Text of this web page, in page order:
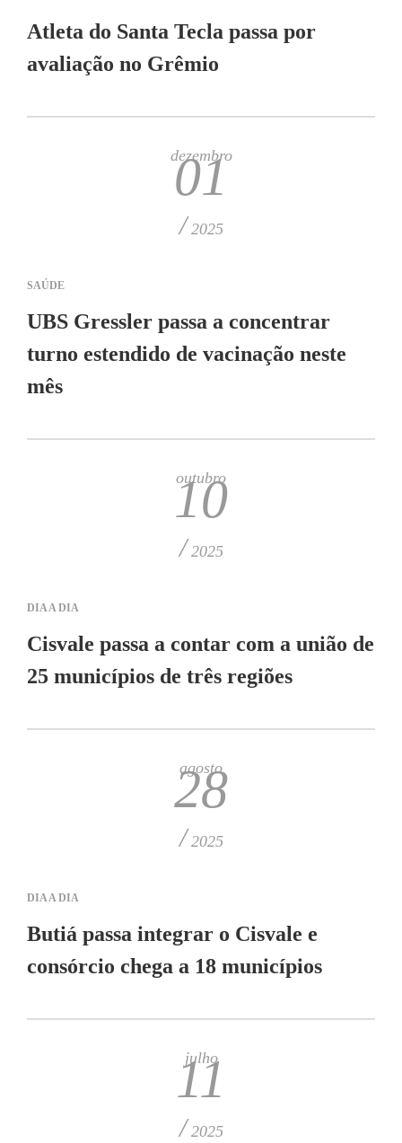
Atleta do Santa Tecla passa por
avaliação no Grêmio
dezembro
01
/ 2025
SAÚDE
UBS Gressler passa a concentrar
turno estendido de vacinação neste
mês
outubro
10
/ 2025
DIA A DIA
Cisvale passa a contar com a união de
25 municípios de três regiões
agosto
28
/ 2025
DIA A DIA
Butiá passa integrar o Cisvale e
consórcio chega a 18 municípios
julho
11
/ 2025